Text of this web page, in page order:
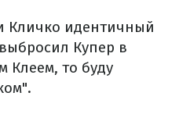
Кличко идентичный
Купер в
Клеем, то буду